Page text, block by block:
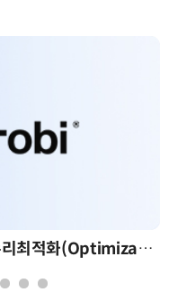
하는 AI 토큰 비용 관리